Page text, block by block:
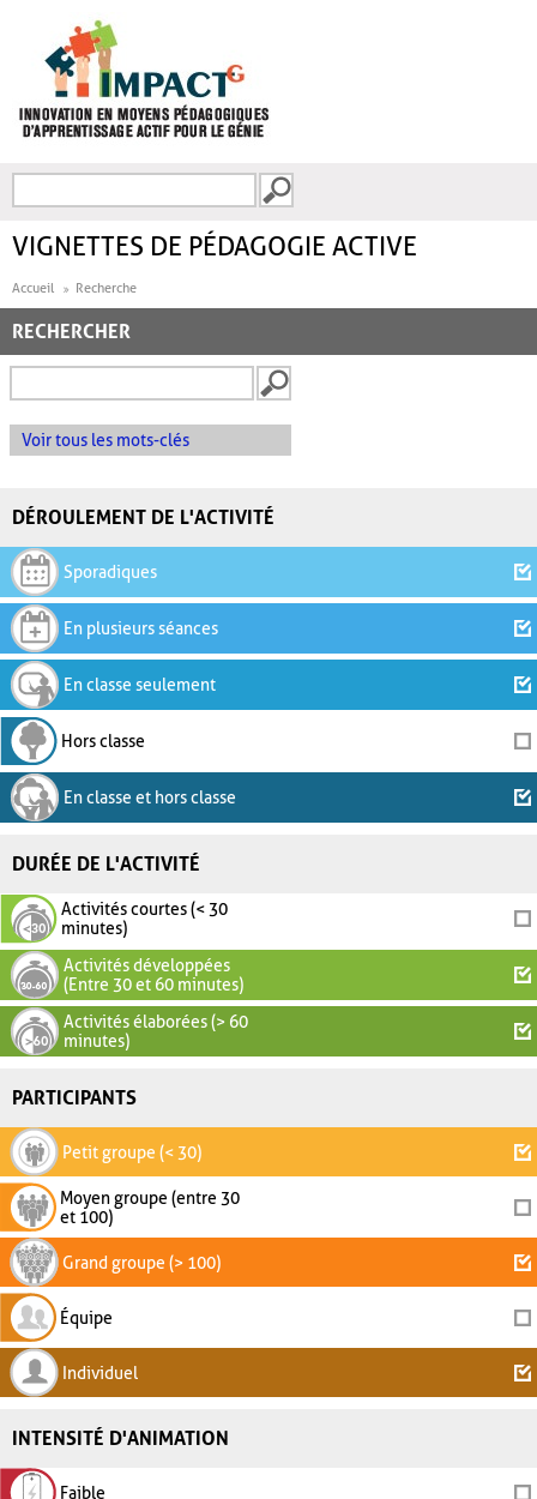
FORMULAIRE DE
VIGNETTES DE PÉDAGOGIE ACTIVE
Accueil Recherche
RECHERCHER
Voir tous les mots-clés
DÉROULEMENT DE L'ACTIVITÉ
Sporadiques
En plusieurs séances
En classe seulement
Hors classe
En classe et hors classe
DURÉE DE L'ACTIVITÉ
Activités courtes (< 30
minutes)
Activités développées
(Entre 30 et 60 minutes)
Activités élaborées (> 60
minutes)
PARTICIPANTS
Petit groupe (< 30)
Moyen groupe (entre 30
et 100)
Grand groupe (> 100)
Équipe
Individuel
INTENSITÉ D'ANIMATION
Faible